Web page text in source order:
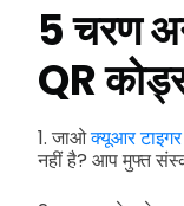
5 चरण
QR
1. जाओक्यूआर टाइगर
नहीं है? आप मुफ्त